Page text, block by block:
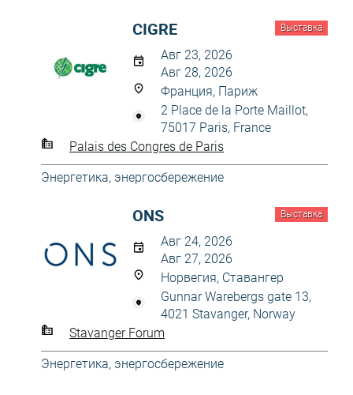
Выставка
CIGRE
Авг 23, 2026
Авг 28, 2026
Франция, Париж
2 Place de la Porte Maillot,
75017 Paris, France
Palais des Congres de Paris
Энергетика, энергосбережение
Выставка
ONS
Авг 24, 2026
Авг 27, 2026
Норвегия, Ставангер
Gunnar Warebergs gate 13,
4021 Stavanger, Norway
Stavanger Forum
Энергетика, энергосбережение